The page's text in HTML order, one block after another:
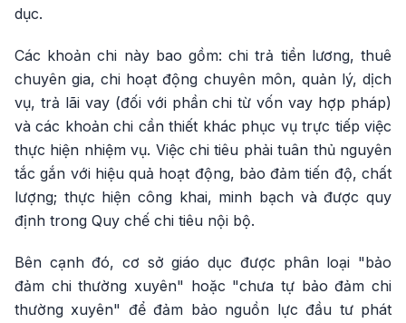
dục.
Các khoản chi này bao gồm: chi trả tiền lương, thuê
chuyên gia, chi hoạt động chuyên môn, quản lý, dịch
vụ, trả lãi vay (đối với phần chi từ vốn vay hợp pháp)
và các khoản chi cần thiết khác phục vụ trực tiếp việc
thực hiện nhiệm vụ. Việc chi tiêu phải tuân thủ nguyên
tắc gắn với hiệu quả hoạt động, bảo đảm tiến độ, chất
lượng; thực hiện công khai, minh bạch và được quy
định trong Quy chế chi tiêu nội bộ.
Bên cạnh đó, cơ sở giáo dục được phân loại "bảo
đảm chi thường xuyên" hoặc "chưa tự bảo đảm chi
thường xuyên" để đảm bảo nguồn lực đầu tư phát